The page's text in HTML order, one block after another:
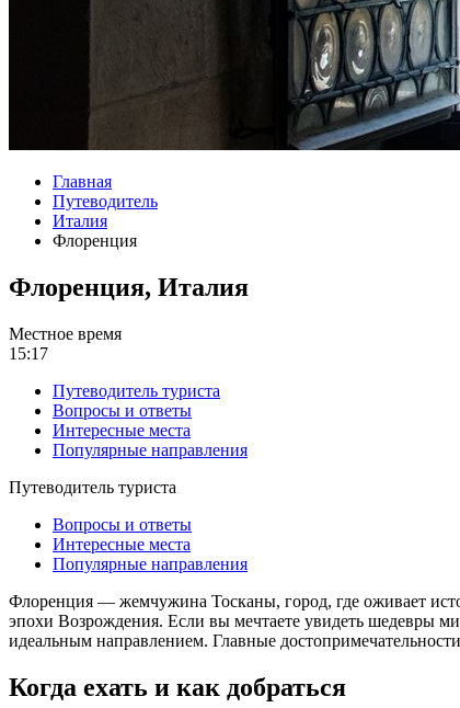
Главная
Путеводитель
Италия
Флоренция
Флоренция, Италия
Местное время
15:17
Путеводитель туриста
Вопросы и ответы
Интересные места
Популярные направления
Путеводитель туриста
Вопросы и ответы
Интересные места
Популярные направления
Флоренция — жемчужина Тосканы, город, где оживает
эпохи Возрождения. Если вы мечтаете увидеть шедевры
идеальным направлением. Главные
Когда ехать и как добраться